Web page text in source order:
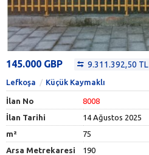
145.000 GBP 9.311.392,50 TL
Lefkoşa Küçük Kaymaklı
İlan No
8008
İlan Tarihi
14 Ağustos 2025
m²
75
Arsa Metrekaresi
190